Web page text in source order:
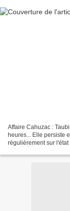
Affaire Cahuzac :
heures... Elle persiste
régulièrement sur